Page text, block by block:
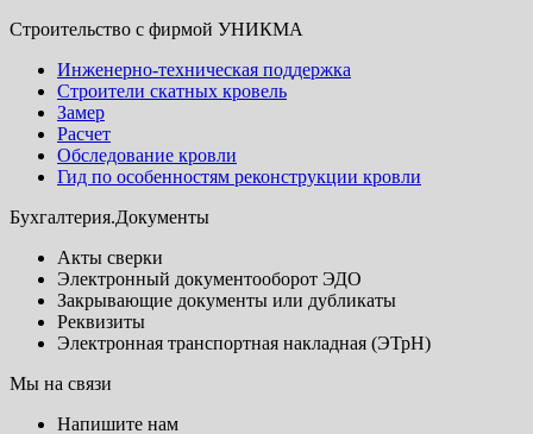
Строительство с фирмой УНИКМА
Инженерно-техническая поддержка
Строители скатных кровель
Замер
Расчет
Обследование кровли
Гид по особенностям реконструкции кровли
Бухгалтерия.Документы
Акты сверки
Электронный документооборот ЭДО
Закрывающие документы или дубликаты
Реквизиты
Электронная транспортная накладная (ЭТрН)
Мы на связи
Напишите нам